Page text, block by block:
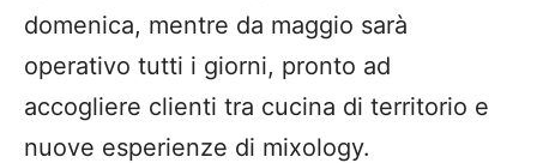
domenica, mentre da maggio sarà
operativo tutti i giorni, pronto ad
accogliere clienti tra cucina di territorio e
nuove esperienze di mixology.